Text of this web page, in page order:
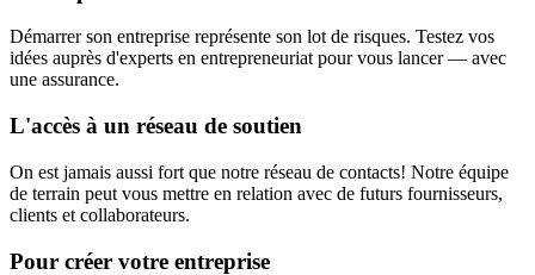
Démarrer son entreprise représente son lot de risques. Testez vos
idées auprès d'experts en entrepreneuriat pour vous lancer — avec
une assurance.
L'accès à un réseau de soutien
On est jamais aussi fort que notre réseau de contacts! Notre équipe
de terrain peut vous mettre en relation avec de futurs fournisseurs,
clients et collaborateurs.
Pour créer votre entreprise